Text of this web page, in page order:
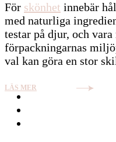
För skönhet innebär
med naturliga
testar på djur, och
förpackningarnas
val kan göra en stor
LÄS MER